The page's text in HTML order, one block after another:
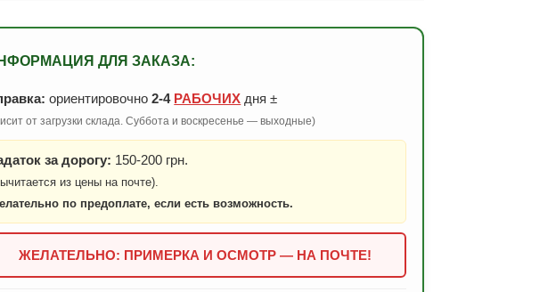
ДЛЯ ЗАКАЗА:
ориентировочно2-4 РАБОЧИХ дня ±
от загрузки склада. Суббота и воскресенье — выходные)
за дорогу: 150-200 грн.
из цены на почте).
по предоплате, если есть возможность.
ЖЕЛАТЕЛЬНО: ПРИМЕРКА И ОСМОТР — НА ПОЧТЕ!